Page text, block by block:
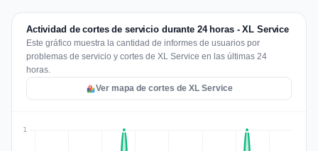
Actividad de cortes de servicio durante 24 horas - XL Service
Este gráfico muestra la cantidad de informes de usuarios por
problemas de servicio y cortes de XL Service en las últimas 24
horas.
Ver mapa de cortes de XL Service